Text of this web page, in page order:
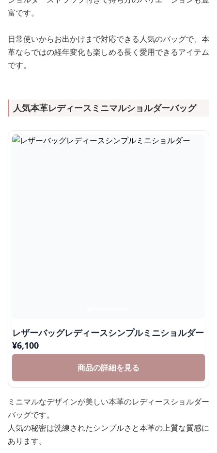
富です。
日常使いからお出かけまで対応できる人気のバッグで、本
革ならではの経年変化も楽しめる長く愛用できるアイテム
です。
人気本革レディースミニマルショルダーバッグ
レザーバッグレディースシンプルミニショルダー
¥6,100
商品の詳細を見る
ミニマルなデザインが美しい本革のレディースショルダー
バッグです。
人気の秘密は洗練されたシンプルさと本革の上質な質感に
あります。